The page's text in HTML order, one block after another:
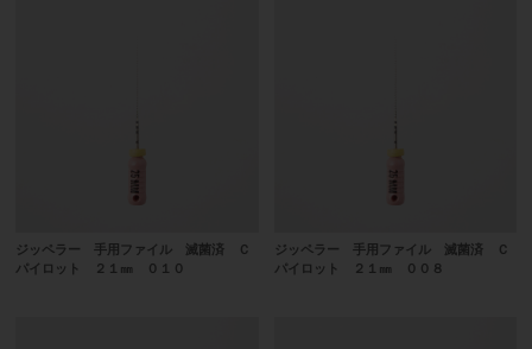
ジッペラー 手用ファイル 滅菌済 Ｃ
パイロット ２１㎜ ０１０
ジッペラー 手用ファイル 滅菌済 Ｃ
パイロット ２１㎜ ００８